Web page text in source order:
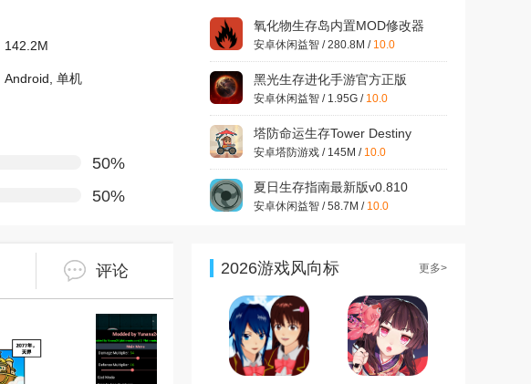
142.2M
Android, 单机
50%
50%
氧化物生存岛内置MOD修改器
v0.4.10950
安卓休闲益智 / 280.8M / 10.0
黑光生存进化手游官方正版
v1.0.40 最新版
安卓休闲益智 / 1.95G / 10.0
塔防命运生存Tower Destiny
Survive最新版v1.0.8
安卓塔防游戏 / 145M / 10.0
夏日生存指南最新版v0.810
安卓休闲益智 / 58.7M / 10.0
安卓休闲益智 / 322.2M /
大话西游手游官方版v1.1.433
安卓最新版
安卓角色扮演 / 1.98G /9.7
王者荣耀官方版v2021最新版
安卓角色扮演 / 1.83G /7.2
评论 2026游戏风向标 更多>